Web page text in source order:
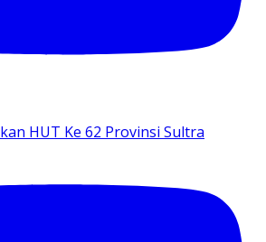
HUT Ke 62 Provinsi Sultra